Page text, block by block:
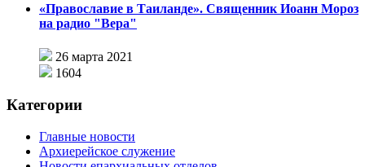
«Православие в Таиланде». Священник Иоанн Мороз
на радио "Вера"
26 марта 2021
1604
Категории
Главные новости
Архиерейское служение